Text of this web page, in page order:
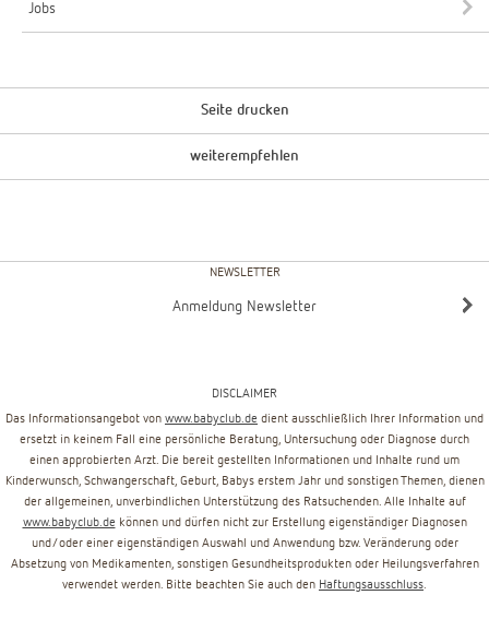
Jobs
Seite drucken
weiterempfehlen
NEWSLETTER
Anmeldung Newsletter
DISCLAIMER
Das Informationsangebot von www.babyclub.de dient ausschließlich Ihrer Information und
ersetzt in keinem Fall eine persönliche Beratung, Untersuchung oder Diagnose durch
einen approbierten Arzt. Die bereit gestellten Informationen und Inhalte rund um
Kinderwunsch, Schwangerschaft, Geburt, Babys erstem Jahr und sonstigen Themen, dienen
der allgemeinen, unverbindlichen Unterstützung des Ratsuchenden. Alle Inhalte auf
www.babyclub.de können und dürfen nicht zur Erstellung eigenständiger Diagnosen
und/oder einer eigenständigen Auswahl und Anwendung bzw. Veränderung oder
Absetzung von Medikamenten, sonstigen Gesundheitsprodukten oder Heilungsverfahren
verwendet werden. Bitte beachten Sie auch den Haftungsausschluss.